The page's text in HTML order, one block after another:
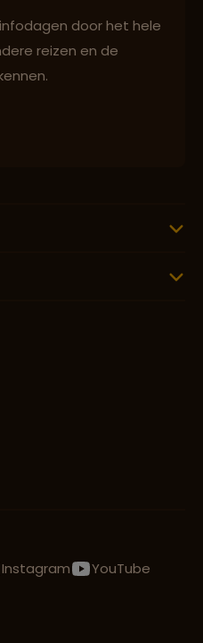
door het hele
reizen en de
Instagram
YouTube